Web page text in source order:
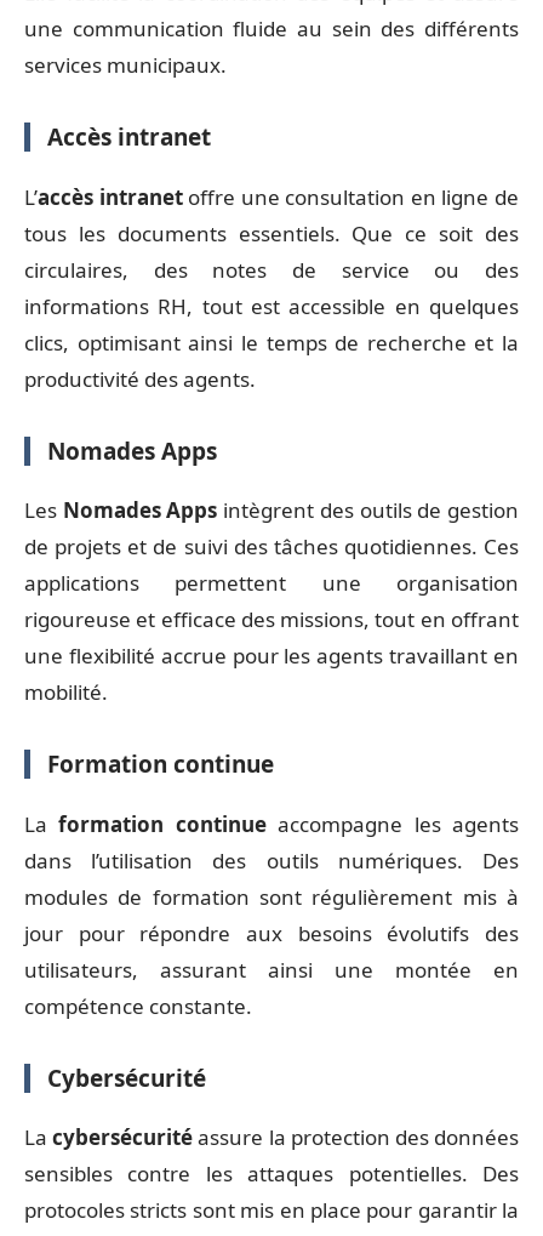
une communication fluide au sein des différents
services municipaux.
Accès intranet
L’accès intranetoffre une consultation en ligne de
tous les documents essentiels. Que ce soit des
circulaires, des notes de service ou des
informations RH, tout est accessible en quelques
clics, optimisant ainsi le temps de recherche et la
productivité des agents.
Nomades Apps
Les Nomades Apps intègrent des outils de gestion
de projets et de suivi des tâches quotidiennes. Ces
applications permettent une organisation
rigoureuse et efficace des missions, tout en offrant
une flexibilité accrue pour les agents travaillant en
mobilité.
Formation continue
Laformation continueaccompagne les agents
dans l’utilisation des outils numériques. Des
modules de formation sont régulièrement mis à
jour pour répondre aux besoins évolutifs des
utilisateurs, assurant ainsi une montée en
compétence constante.
Cybersécurité
Lacybersécuritéassure la protection des données
sensibles contre les attaques potentielles. Des
protocoles stricts sont mis en place pour garantir la